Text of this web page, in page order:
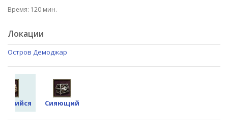
Время: 120 мин.
Локации
Остров Демоджар
Сияющий